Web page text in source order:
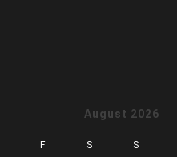
August 2026
F S S